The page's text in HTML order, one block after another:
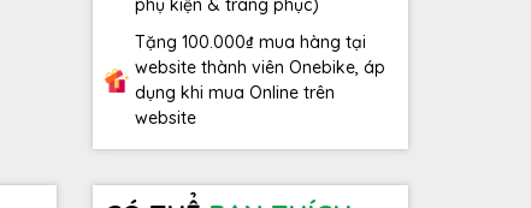
phụ kiện & trang phục)
Tặng 100.000₫ mua hàng tại
website thành viên Onebike, áp
dụng khi mua Online trên
website